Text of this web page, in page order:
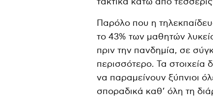
Παρόλο που η
το 43% των μαθητών
πριν την πανδημία, σε
περισσότερο. Τα
να παραμείνουν ξύπνιοι
σποραδικά καθ’ όλη τη